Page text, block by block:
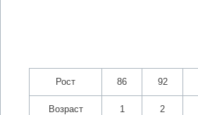
Рост 86 92
Возраст 1 2